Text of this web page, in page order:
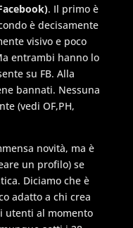
. Il primo è
è decisamente
visivo e poco
entrambi hanno lo
su FB. Alla
bannati. Nessuna
(vedi OF,PH,
novità, ma è
un profilo) se
Diciamo che è
adatto a chi crea
utenti al momento